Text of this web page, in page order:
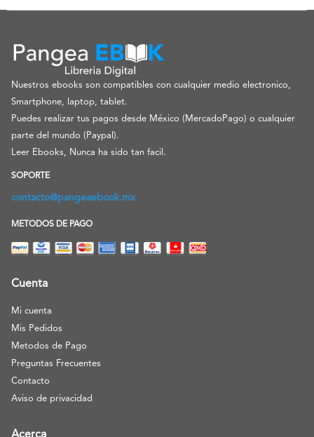
Nuestros ebooks son compatibles con cualquier medio electronico,
Smartphone, laptop, tablet.
Puedes realizar tus pagos desde México (MercadoPago) o cualquier
parte del mundo (Paypal).
Leer Ebooks, Nunca ha sido tan facil.
SOPORTE
contacto@pangeaebook.mx
METODOS DE PAGO
Cuenta
Mi cuenta
Mis Pedidos
Metodos de Pago
Preguntas Frecuentes
Contacto
Aviso de privacidad